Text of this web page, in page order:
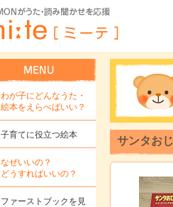
サンタお
わが子にどんなうた・
絵本をえらべばいい？
子育てに役立つ絵本
なぜいいの？
どうすればいいの？
ファーストブックを 見